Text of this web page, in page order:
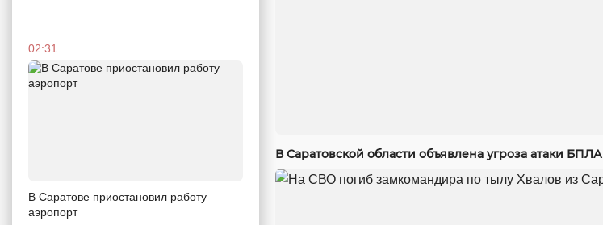
02:31
В Саратове приостановил работу
аэропорт
В Саратовской области объявлена угроза атаки БПЛА